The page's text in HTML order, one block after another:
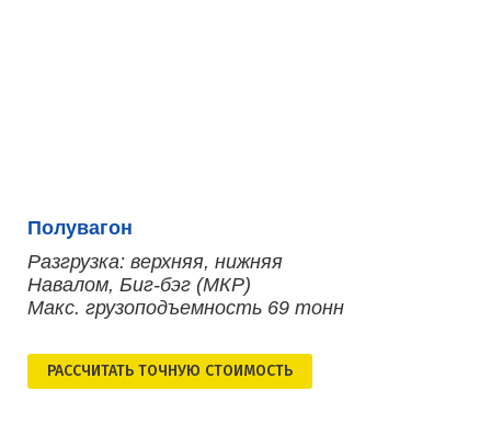
Полувагон
Разгрузка: верхняя, нижняя
Навалом, Биг-бэг (МКР)
Макс. грузоподъемность 69 тонн
РАСCЧИТАТЬ ТОЧНУЮ СТОИМОСТЬ